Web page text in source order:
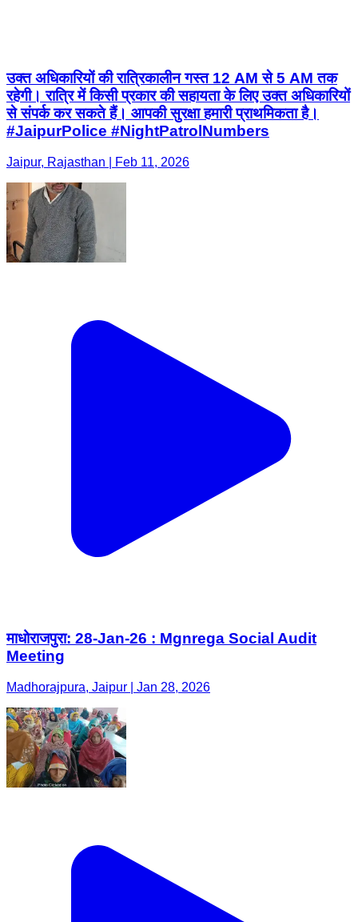
उक्त अधिकारियों की रात्रिकालीन गस्त 12 AM से 5 AM तक
रहेगी। रात्रि में किसी प्रकार की सहायता के लिए उक्त अधिकारियों
से संपर्क कर सकते हैं। आपकी सुरक्षा हमारी प्राथमिकता है।
#JaipurPolice #NightPatrolNumbers
Jaipur, Rajasthan | Feb 11, 2026
माधोराजपुरा: 28-Jan-26 : Mgnrega Social Audit
Meeting
Madhorajpura, Jaipur | Jan 28, 2026